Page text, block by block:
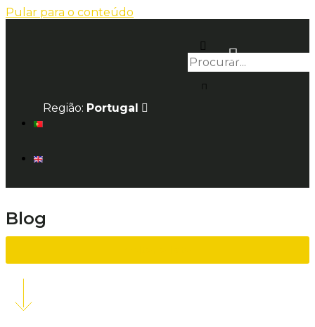
Pular para o conteúdo
Região: Portugal
Blog